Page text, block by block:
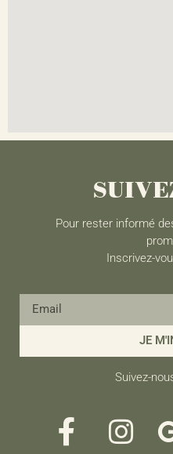
Pour rester informé
Inscrivez-
JE
Suivez-